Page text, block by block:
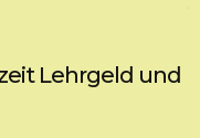
Lehrgeld und